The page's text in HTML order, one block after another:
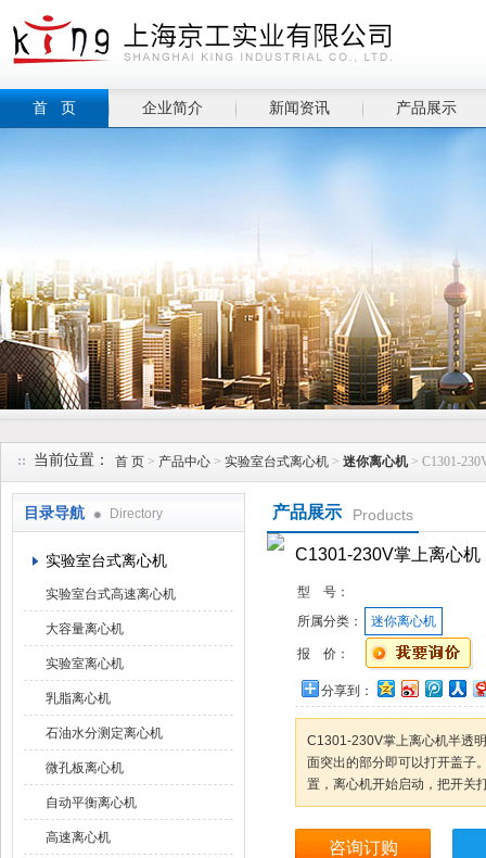
首 页 企业简介 新闻资讯 产品展示
当前位置： 首 页 > 产品中心 > 实验室台式离心机 > 迷你离心机> C1301-
目录导航 Directory
实验室台式离心机
实验室台式高速离心机
大容量离心机
实验室离心机
乳脂离心机
石油水分测定离心机
微孔板离心机
自动平衡离心机
高速离心机
产品展示 Products
C1301-230V掌上离心机
型 号：
所属分类：
迷你离心机
报 价：
分享到：
C1301-230V掌上离心机半透
面突出的部分即可以打开盖子
置，离心机开始启动，把开关
咨询订购